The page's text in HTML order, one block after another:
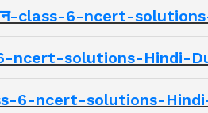
class-6-ncert-
ncert-solutions-Hindi-
6-ncert-solutions-